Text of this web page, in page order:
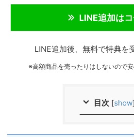
LINE追加は
LINE追加後、無料で特典を
※高額商品を売ったりはしないので
目次 [show]